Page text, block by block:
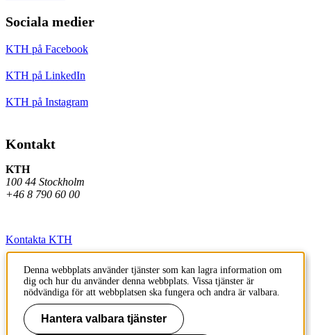
Sociala medier
KTH på Facebook
KTH på LinkedIn
KTH på Instagram
Kontakt
KTH
100 44 Stockholm
+46 8 790 60 00
Kontakta KTH
Jobba på KTH
Press och media
Faktura och betalning KTH
Denna webbplats använder tjänster som kan lagra information om
dig och hur du använder denna webbplats. Vissa tjänster är
nödvändiga för att webbplatsen ska fungera och andra är valbara.
Hantera valbara tjänster